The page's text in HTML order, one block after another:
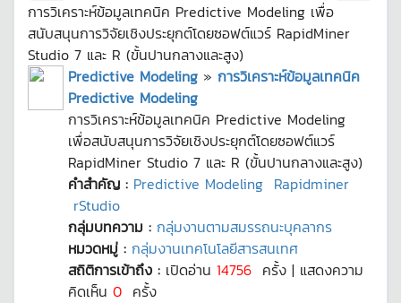
การวิเคราะห์ข้อมูลเทคนิค Predictive Modeling เพื่อ
สนับสนุนการวิจัยเชิงประยุกต์โดยซอฟต์แวร์ RapidMiner
Studio 7 และ R (ขั้นปานกลางและสูง)
Predictive Modeling » การวิเคราะห์ข้อมูลเทคนิค
Predictive Modeling
การวิเคราะห์ข้อมูลเทคนิค Predictive Modeling
เพื่อสนับสนุนการวิจัยเชิงประยุกต์โดยซอฟต์แวร์
RapidMiner Studio 7 และ R (ขั้นปานกลางและสูง)
คำสำคัญ : Predictive Modeling Rapidminer
rStudio
กลุ่มบทความ : กลุ่มงานตามสมรรถนะบุคลากร
หมวดหมู่ : กลุ่มงานเทคโนโลยีสารสนเทศ
สถิติการเข้าถึง : เปิดอ่าน 14756 ครั้ง | แสดงความ
คิดเห็น 0 ครั้ง